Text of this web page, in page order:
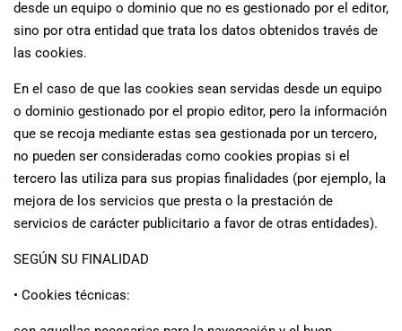
desde un equipo o dominio que no es gestionado por el editor,
sino por otra entidad que trata los datos obtenidos través de
las cookies.
En el caso de que las cookies sean servidas desde un equipo
o dominio gestionado por el propio editor, pero la información
que se recoja mediante estas sea gestionada por un tercero,
no pueden ser consideradas como cookies propias si el
tercero las utiliza para sus propias finalidades (por ejemplo, la
mejora de los servicios que presta o la prestación de
servicios de carácter publicitario a favor de otras entidades).
SEGÚN SU FINALIDAD
• Cookies técnicas: